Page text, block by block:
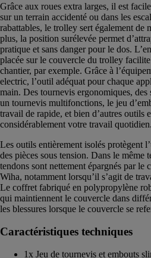
Grâce aux roues extra larges, il est
sur un terrain accidenté ou dans les
rabattables, le trolley sert également de
plus, la position surélevée permet
pratique et sans danger pour le dos.
placée sur le couvercle du trolley
chantier, par exemple. Grâce à
electric, l’outil adéquat pour chaque
main. Des tournevis ergonomiques,
un tournevis multifonctions, le jeu
travail de rapide, et bien d’autres outils
considérablement votre travail quotidien.
Les outils entièrement isolés protègent
des pièces sous tension. Dans le même
tendons sont nettement épargnés par le
Wiha, notamment lorsqu’il s’agit de
Le coffret fabriqué en polypropylène
qui maintiennent le couvercle dans
les blessures lorsque le couvercle se
Caractéristiques techniques
1x Jeu de tournevis et embouts